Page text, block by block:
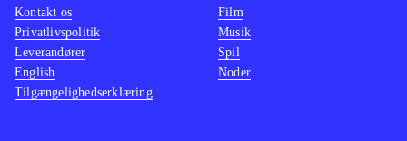
Kontakt os
Privatlivspolitik
Leverandører
English
Tilgængelighedserklæring
Film
Musik
Spil
Noder